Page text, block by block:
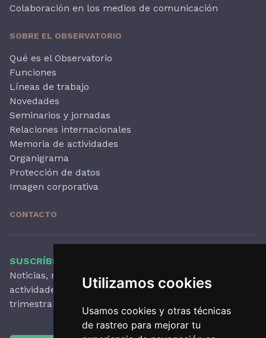
Utilizamos cookies
Usamos cookies y otras técnicas
de rastreo para mejorar tu
Colaboración en los medios de comunicación
SOBRE EL OBSERVATORIO
Qué es el Observatorio
Funciones
Líneas de trabajo
Novedades
Seminarios y jornadas
Relaciones internacionales
Memoria de actividades
Organigrama
Protección de datos
Imagen corporativa
CONTACTO
SUSCRÍBETE A NUESTRO BOLETÍN
Noticias, novedades destacadas, artículos,
actividades y mucho más, con periodicidad
trimestral.